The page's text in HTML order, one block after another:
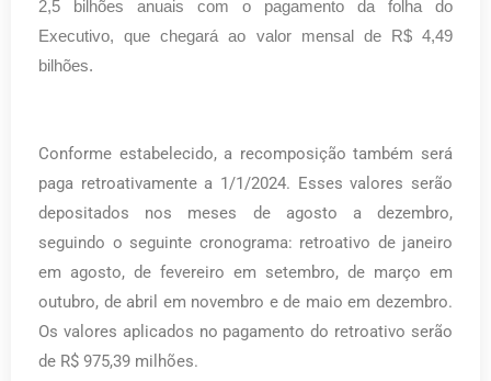
2,5 bilhões anuais com o pagamento da folha do
Executivo, que chegará ao valor mensal de R$ 4,49
bilhões.
Conforme estabelecido, a recomposição também será
paga retroativamente a 1/1/2024. Esses valores serão
depositados nos meses de agosto a dezembro,
seguindo o seguinte cronograma: retroativo de janeiro
em agosto, de fevereiro em setembro, de março em
outubro, de abril em novembro e de maio em dezembro.
Os valores aplicados no pagamento do retroativo serão
de R$ 975,39 milhões.